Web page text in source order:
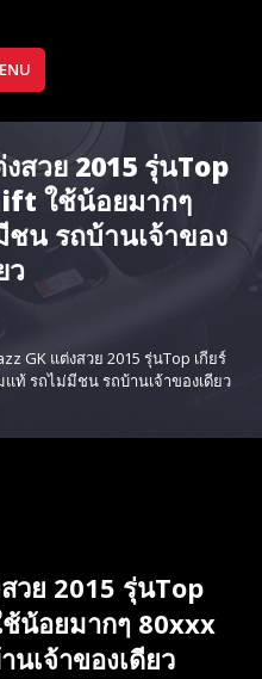
สวย 2015 รุ่นTop
ใช้น้อยมากๆ
น รถบ้านเจ้าของ
ว
GK แต่งสวย 2015 รุ่นTop เกียร์
ท้​ รถไม่มีชน รถบ้านเจ้าของเดียว
วย 2015 รุ่นTop
น้อยมากๆ 80xxx
เจ้าของเดียว